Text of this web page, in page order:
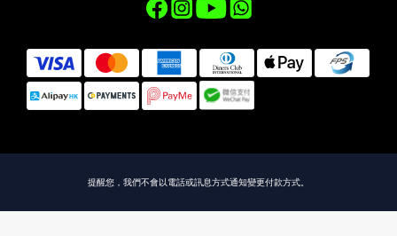
提醒您，我們不會以電話或訊息方式通知變更付款方式。